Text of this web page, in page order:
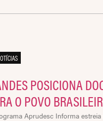
POSICIONA
O POVO
Aprudesc Informa estreia